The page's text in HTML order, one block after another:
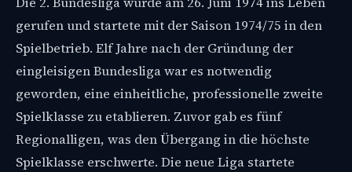
gerufen und startete mit der Saison 1974/75 in den
Spielbetrieb. Elf Jahre nach der Gründung der
eingleisigen Bundesliga war es notwendig
geworden, eine einheitliche, professionelle zweite
Spielklasse zu etablieren. Zuvor gab es fünf
Regionalligen, was den Übergang in die höchste
Spielklasse erschwerte. Die neue Liga startete